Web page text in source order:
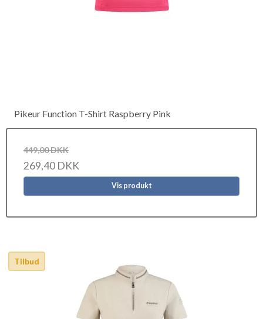
Pikeur Function T-Shirt Raspberry Pink
449,00 DKK
269,40 DKK
Vis produkt
Tilbud